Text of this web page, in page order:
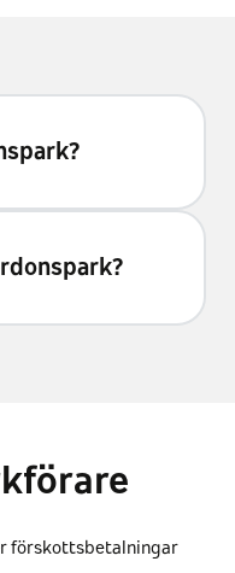
förskottsbetalningar